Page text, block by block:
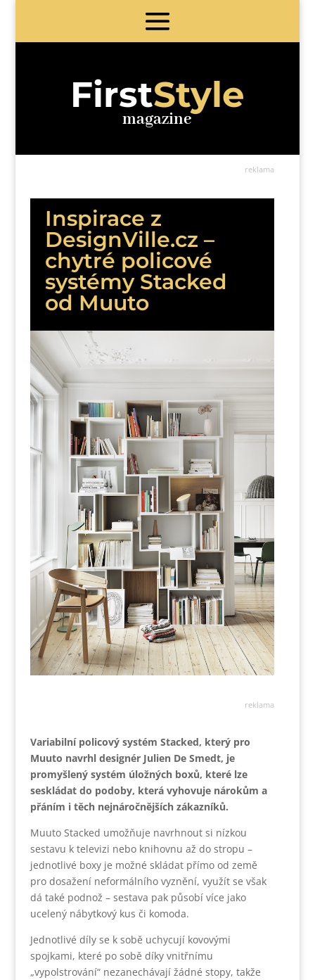
FirstStyle
magazine
reklama
Inspirace z
DesignVille.cz –
chytré policové
systémy Stacked
od Muuto
reklama
Variabilní policový systém Stacked, který pro
Muuto navrhl designér Julien De Smedt, je
promyšlený systém úložných boxů, které lze
seskládat do podoby, která vyhovuje nárokům a
přáním i těch nejnáročnějších zákazníků.
Muuto Stacked umožňuje navrhnout si nízkou
sestavu k televizi nebo knihovnu až do stropu –
jednotlivé boxy je možné skládat přímo od země
pro dosažení neformálního vyznění, využít se však
dá také podnož – sestava pak působí více jako
ucelený nábytkový kus či komoda.
Jednotlivé díly se k sobě uchycují kovovými
spojkami, které po sobě díky vnitřnímu
„vypolstrování“ nezanechávají žádné stopy, takže